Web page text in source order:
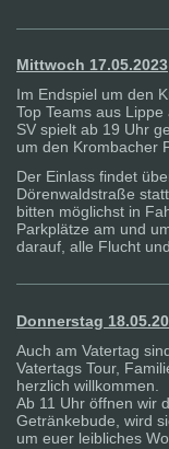
Mittwoch 17.05.2023
Im Endspiel um den
Top Teams aus
SV spielt ab 19 Uhr
um den Krombacher
Der Einlass findet
Dörenwaldstraße
bitten möglichst in
Parkplätze am und
darauf, alle Flucht
Donnerstag
Auch am Vatertag
Vatertags Tour,
herzlich willkommen.
Ab 11 Uhr öffnen wir
Getränkebude, wird
um euer leibliches